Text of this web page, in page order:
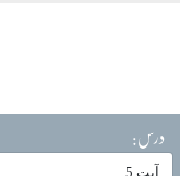
درس: